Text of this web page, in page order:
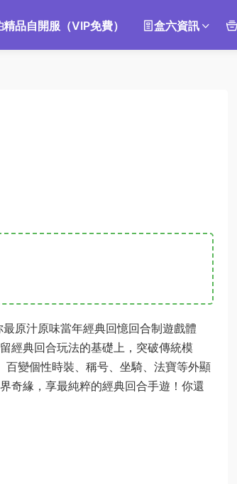
精品自開服（VIP免費） 盒六資訊
原汁原味當年經典回憶回合制遊戲體
經典回合玩法的基礎上，突破傳統模
變個性時裝、稱号、坐騎、法寶等外顯
奇緣，享最純粹的經典回合手遊！你還